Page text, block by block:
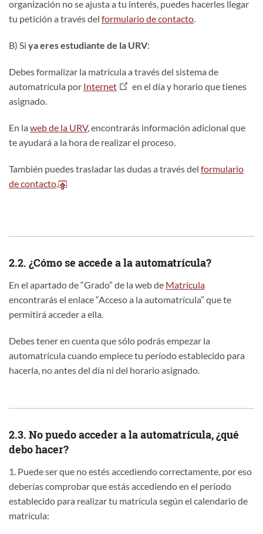
organización no se ajusta a tu interés, puedes hacerles llegar
tu petición a través del formulario de contacto
B) Si ya eres estudiante de la URV:
Debes formalizar la matrícula a través del sistema de
automatrícula por Internet
en el día y horario que tienes
asignado.
En la web de la URV, encontrarás información adicional que
te ayudará a la hora de realizar el proceso.
También puedes trasladar las dudas a través del formulario
de contacto
2.2. ¿Cómo se accede a la automatrícula?
En el apartado de “Grado” de la web de Matrícula
encontrarás el enlace “Acceso a la automatrícula” que te
permitirá acceder a ella.
Debes tener en cuenta que sólo podrás empezar la
automatrícula cuando empiece tu período establecido para
hacerla, no antes del día ni del horario asignado.
2.3. No puedo acceder a la automatrícula, ¿qué
debo hacer?
1. Puede ser que no estés accediendo correctamente, por eso
deberías comprobar que estás accediendo en el período
establecido para realizar tu matrícula según el calendario de
matrícula: